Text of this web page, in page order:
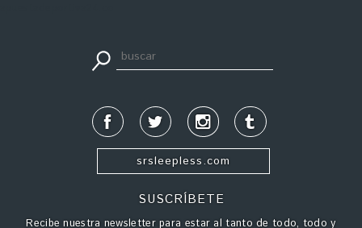
srsleepless.com
SUSCRÍBETE
Recibe nuestra newsletter para estar al tanto de todo, todo y